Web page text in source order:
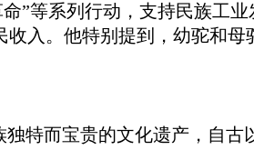
”等系列行动，支持民族工
入。他特别提到，幼驼和
独特而宝贵的文化遗产，自